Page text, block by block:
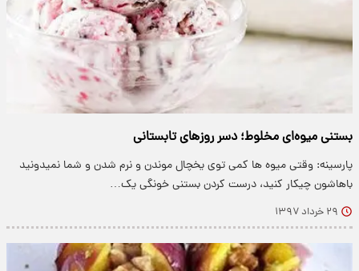
بستنی میوه‌ای مخلوط؛ دسر روز‌های تابستانی
پارسینه: وقتی میوه ها کمی توی یخچال موندن و نرم شدن و شما نمیدونید
باهاشون چیکار کنید، درست کردن بستنی خونگی یک…
۲۹ خرداد ۱۳۹۷